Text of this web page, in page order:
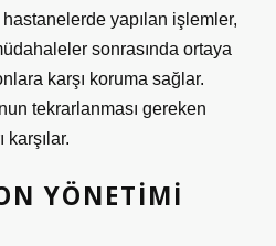
yapılan işlemler,
sonrasında ortaya
karşı koruma sağlar.
tekrarlanması gereken
karşılar.
YÖNETIMI